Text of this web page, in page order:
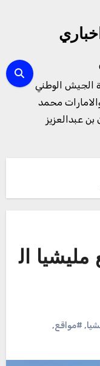
الجيش الوطني
محمد
عبدالعزيز
ال
, #مواقع,